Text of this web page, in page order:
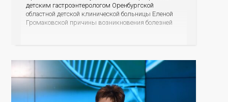
детским гастроэнтерологом Оренбургской
областной детской клинической больницы Еленой
Громаковской причины возникновения болезней